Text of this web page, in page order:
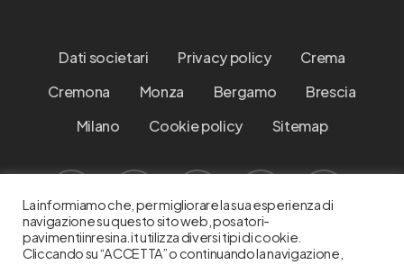
Dati societari Privacy policy
Crema
Cremona
Monza Bergamo
Brescia
Milano
Cookie policy Sitemap
facebook instagram whatsapp phone email
La informiamo che, per migliorare la sua esperienza di
navigazione su questo sito web, posatori-
pavimentiinresina.it utilizza diversi tipi di cookie.
Cliccando su “ACCETTA” o continuando la navigazione,